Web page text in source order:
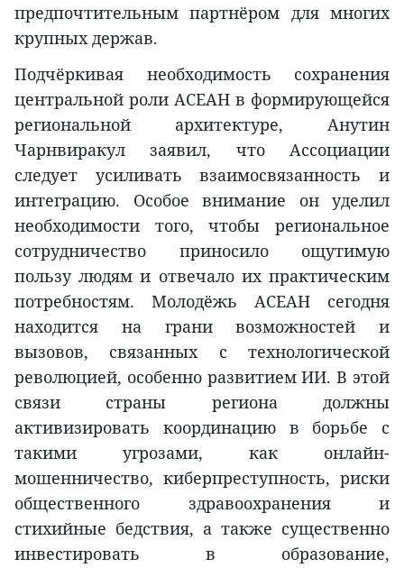
предпочтительным партнёром для многих
крупных держав.
Подчёркивая необходимость сохранения
центральной роли АСЕАН в формирующейся
региональной архитектуре, Анутин
Чарнвиракул заявил, что Ассоциации
следует усиливать взаимосвязанность и
интеграцию. Особое внимание он уделил
необходимости того, чтобы региональное
сотрудничество приносило ощутимую
пользу людям и отвечало их практическим
потребностям. Молодёжь АСЕАН сегодня
находится на грани возможностей и
вызовов, связанных с технологической
революцией, особенно развитием ИИ. В этой
связи страны региона должны
активизировать координацию в борьбе с
такими угрозами, как онлайн-
мошенничество, киберпреступность, риски
общественного здравоохранения и
стихийные бедствия, а также существенно
инвестировать в образование,